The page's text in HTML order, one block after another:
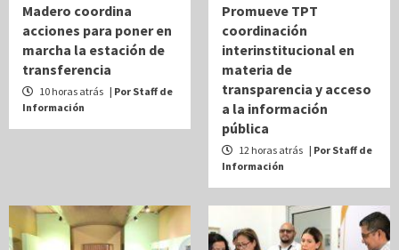
Madero coordina
acciones para poner en
marcha la estación de
transferencia
10 horas atrás | Por Staff de
Información
Promueve TPT
coordinación
interinstitucional en
materia de
transparencia y acceso
a la información
pública
12 horas atrás | Por Staff de
Información